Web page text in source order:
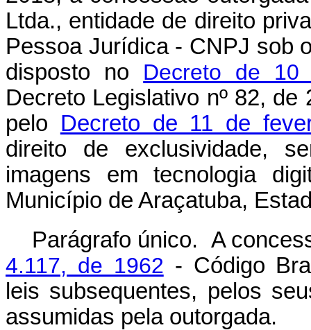
Ltda., entidade de direito
Pessoa Jurídica - CNPJ sob
disposto no Decreto de
Decreto Legislativo nº 82,
pelo Decreto de 11 de
direito de exclusividade,
imagens em tecnologia
Município de Araçatuba,
Parágrafo único. A
4.117, de 1962 - Código
leis subsequentes, pelos
assumidas pela outorgada.